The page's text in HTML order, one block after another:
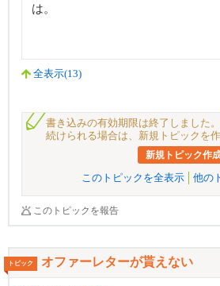
は。
全表示(13)
書き込みの有効期限は終了しました
続けられる場合は、新規トピックを
新規トピック作
このトピックを全表示 他の
このトピックを報告
トピック オファーレターが貰えない